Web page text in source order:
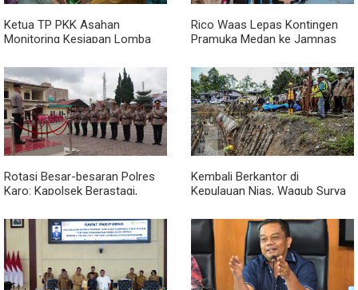
Ketua TP PKK Asahan
Monitoring Kesiapan Lomba
Persatuan
Rico Waas Lepas Kontingen
Pramuka Medan ke Jamnas
Bangun Jejaring, Bawa Pulang
Pengalaman
Rotasi Besar-besaran Polres
Karo: Kapolsek Berastagi,
Berganti Wajah
Kembali Berkantor di
Kepulauan Nias, Wagub Surya
Pemprov Sumut Berjalan
Sesuai Rencana